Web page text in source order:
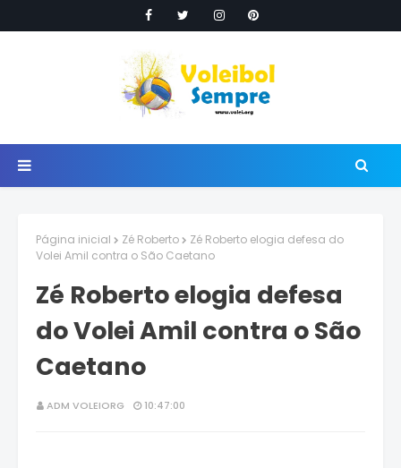
Página inicial Zé Roberto
Zé Roberto elogia defesa do
Volei Amil contra o São Caetano
Zé Roberto elogia defesa
do Volei Amil contra o São
Caetano
ADM VOLEIORG 10:47:00